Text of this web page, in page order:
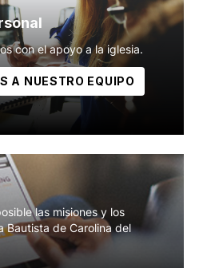
con el apoyo a la iglesia.
A NUESTRO EQUIPO
las misiones y los
Bautista de Carolina del